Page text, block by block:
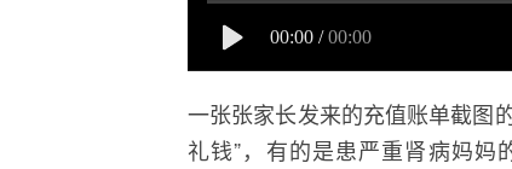
00:00 / 00:00
一张张家长发来的充值账单截图
礼钱”，有的是患严重肾病妈妈